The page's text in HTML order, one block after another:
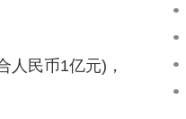
民币1亿元)，